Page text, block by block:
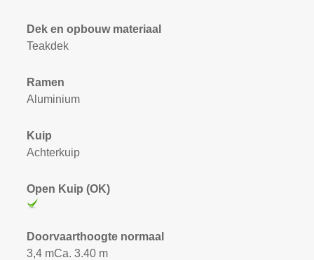
Dek en opbouw materiaal
Teakdek
Ramen
Aluminium
Kuip
Achterkuip
Open Kuip (OK)
Doorvaarthoogte normaal
3,4 mCa. 3.40 m